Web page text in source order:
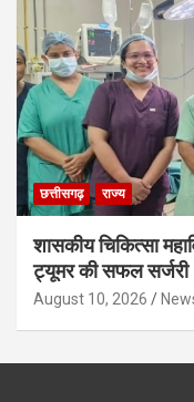
छत्तीसगढ़ राज्य
शासकीय चिकित्सा
ट्यूमर की सफल सर्जरी
August 10, 2026